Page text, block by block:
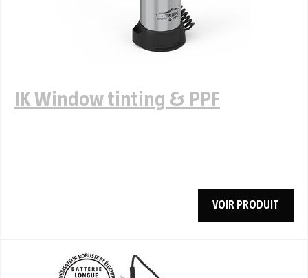
IK Window tinting & PPF
VOIR PRODUIT